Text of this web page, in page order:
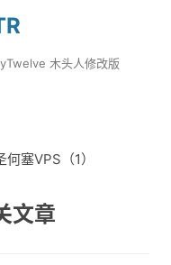
木头人修改版
塞VPS（1）
文章